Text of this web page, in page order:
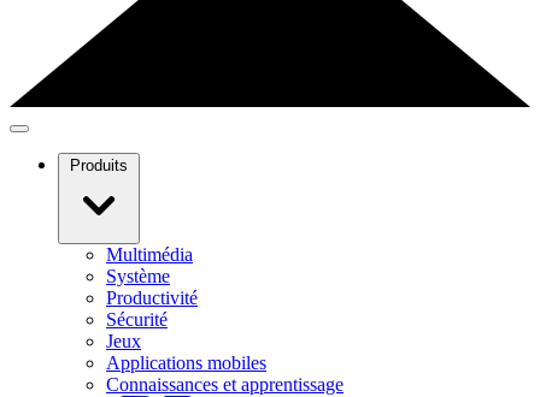
Produits
Multimédia
Système
Productivité
Sécurité
Jeux
Applications mobiles
Connaissances et apprentissage